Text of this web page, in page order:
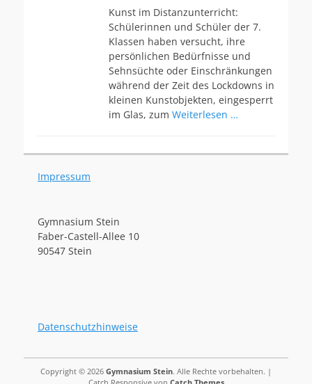
Kunst im Distanzunterricht:
Schülerinnen und Schüler der 7.
Klassen haben versucht, ihre
persönlichen Bedürfnisse und
Sehnsüchte oder Einschränkungen
während der Zeit des Lockdowns in
kleinen Kunstobjekten, eingesperrt
im Glas, zum Weiterlesen …
Impressum
Gymnasium Stein
Faber-Castell-Allee 10
90547 Stein
Datenschutzhinweise
Copyright © 2026 Gymnasium Stein. Alle Rechte vorbehalten. |